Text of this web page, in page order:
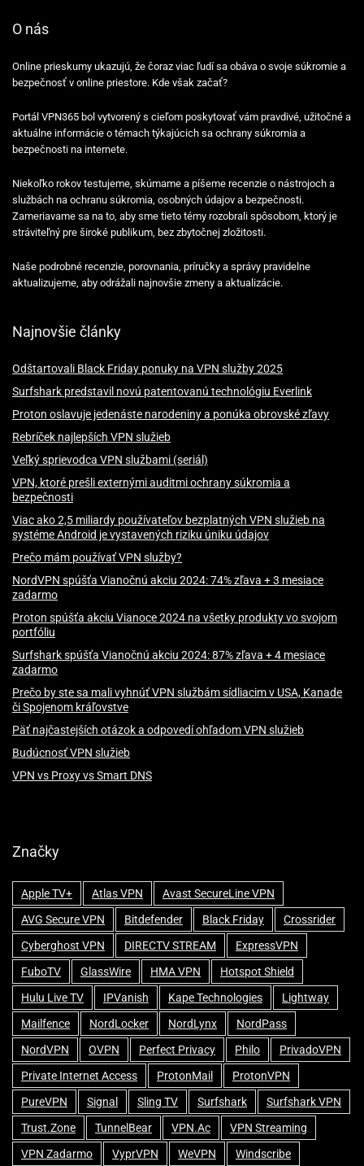
O nás
Online prieskumy ukazujú, že čoraz viac ľudí sa obáva o svoje súkromie a
bezpečnosť v online priestore. Kde však začať?
Portál VPN365 bol vytvorený s cieľom poskytovať vám pravdivé, užitočné a
aktuálne informácie o témach týkajúcich sa ochrany súkromia a
bezpečnosti na internete.
Niekoľko rokov testujeme, skúmame a píšeme recenzie o nástrojoch a
službách na ochranu súkromia, osobných údajov a bezpečnosti.
Zameriavame sa na to, aby sme tieto témy rozobrali spôsobom, ktorý je
stráviteľný pre široké publikum, bez zbytočnej zložitosti.
Naše podrobné recenzie, porovnania, príručky a správy pravidelne
aktualizujeme, aby odrážali najnovšie zmeny a aktualizácie.
Najnovšie články
Odštartovali Black Friday ponuky na VPN služby 2025
Surfshark predstavil novú patentovanú technológiu Everlink
Proton oslavuje jedenáste narodeniny a ponúka obrovské zľavy
Rebríček najlepších VPN služieb
Veľký sprievodca VPN službami (seriál)
VPN, ktoré prešli externými auditmi ochrany súkromia a
bezpečnosti
Viac ako 2,5 miliardy používateľov bezplatných VPN služieb na
systéme Android je vystavených riziku úniku údajov
Prečo mám používať VPN služby?
NordVPN spúšťa Vianočnú akciu 2024: 74% zľava + 3 mesiace
zadarmo
Proton spúšťa akciu Vianoce 2024 na všetky produkty vo svojom
portfóliu
Surfshark spúšťa Vianočnú akciu 2024: 87% zľava + 4 mesiace
zadarmo
Prečo by ste sa mali vyhnúť VPN službám sídliacim v USA, Kanade
či Spojenom kráľovstve
Päť najčastejších otázok a odpovedí ohľadom VPN služieb
Budúcnosť VPN služieb
VPN vs Proxy vs Smart DNS
Značky
Apple TV+ Atlas VPN
Avast SecureLine VPN
AVG Secure VPN
Bitdefender Black Friday
Crossrider
Cyberghost VPN
DIRECTV STREAM
ExpressVPN
FuboTV
GlassWire HMA VPN
Hotspot Shield
Hulu Live TV
IPVanish Kape Technologies
Lightway
Mailfence
NordLocker NordLynx
NordPass
NordVPN
OVPN Perfect Privacy Philo
PrivadoVPN
Private Internet Access
ProtonMail
ProtonVPN
PureVPN
Signal Sling TV Surfshark
Surfshark VPN
Trust.Zone
TunnelBear VPN.ac
VPN Streaming
VPN Zadarmo
VyprVPN WeVPN Windscribe